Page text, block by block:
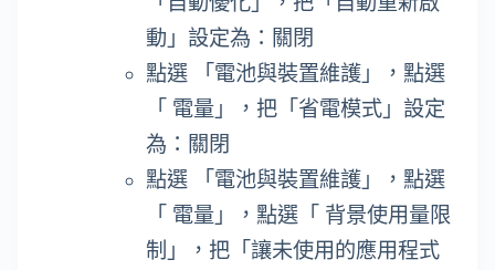
動」設定為：關閉
點選 「電池與裝置維護」，點選
「 電量」，把「省電模式」設定
為：關閉
點選 「電池與裝置維護」，點選
「 電量」，點選「 背景使用量限
制」，把「讓未使用的應用程式